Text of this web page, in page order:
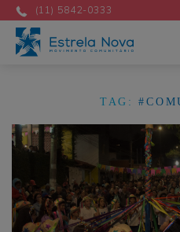
(11) 5842-0333
TAG: